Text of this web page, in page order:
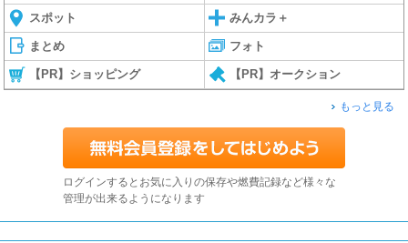
スポット みんカラ＋
まとめ フォト
【PR】ショッピング 【PR】オークション
もっと見る
ログインするとお気に入りの保存や燃費記録など様々な
管理が出来るようになります